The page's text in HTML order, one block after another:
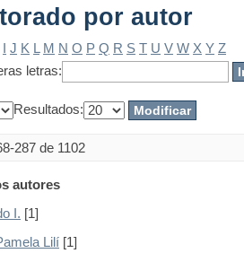
por autor
I J K L M N O P Q R S T U V W X Y Z
letras:
Resultados:
287 de 1102
autores
I. [1]
Lilí [1]